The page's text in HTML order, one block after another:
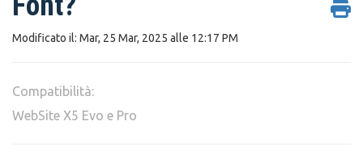
Modificato il: Mar, 25 Mar, 2025 alle 12:17 PM
Compatibilità:
WebSite X5 Evo e Pro